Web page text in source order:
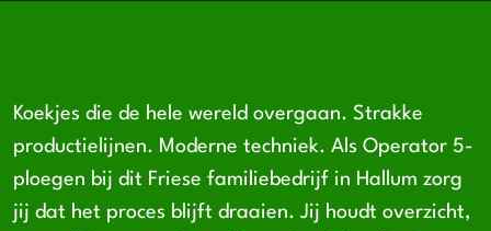
Koekjes die de hele wereld overgaan. Strakke
productielijnen. Moderne techniek. Als Operator 5-
ploegen bij dit Friese familiebedrijf in Hallum zorg
jij dat het proces blijft draaien. Jij houdt overzicht,